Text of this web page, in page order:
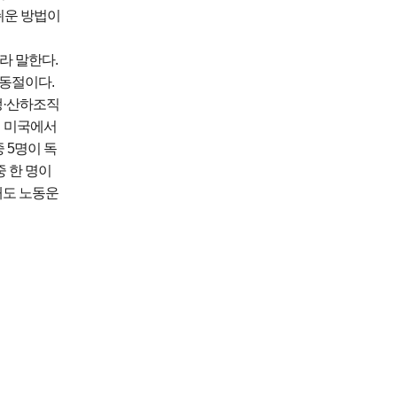
방법이
말한다.
절이다.
산하조직
미국에서
5명이 독
한 명이
노동운